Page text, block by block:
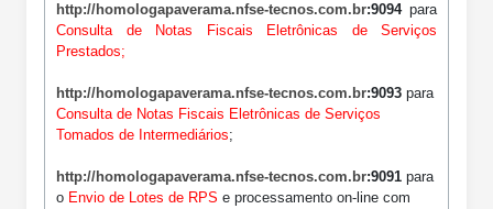
http://homologapaverama.nfse-tecnos.com.br:9094 para
Consulta de Notas Fiscais Eletrônicas de Serviços
Prestados;
http://homologapaverama.nfse-tecnos.com.br:9093 para
Consulta de Notas Fiscais Eletrônicas de Serviços
Tomados de Intermediários;
http://homologapaverama.nfse-tecnos.com.br:9091 para
o Envio de Lotes de RPS e processamento on-line com